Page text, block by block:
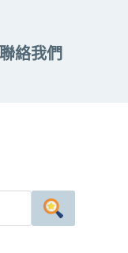
聯絡我們